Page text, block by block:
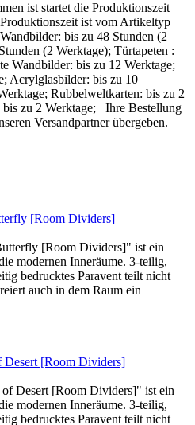
ist startet die Produktionszeit
ist vom Artikeltyp
bis zu 48 Stunden (2
(2 Werktage); Türtapeten :
Wandbilder: bis zu 12 Werktage;
Acrylglasbilder: bis zu 10
Rubbelweltkarten: bis zu 2
bis zu 2 Werktage; Ihre Bestellung
Versandpartner übergeben.
[Room Dividers]
[Room Dividers]" ist ein
modernen Inneräume. 3-teilig,
bedrucktes Paravent teilt nicht
auch in dem Raum ein
Desert [Room Dividers]
Desert [Room Dividers]" ist ein
modernen Inneräume. 3-teilig,
bedrucktes Paravent teilt nicht